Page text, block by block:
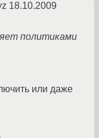
18.10.2009
политиками
или даже